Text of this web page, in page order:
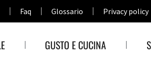
Faq Glossario Privacy policy
GUSTO E CUCINA